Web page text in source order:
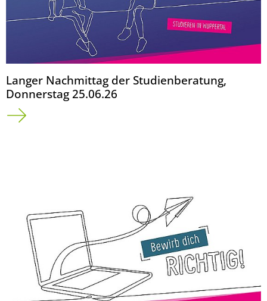
Langer Nachmittag der Studienberatung,
Donnerstag 25.06.26